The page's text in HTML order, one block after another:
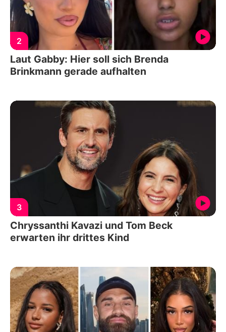
2
Laut Gabby: Hier soll sich Brenda
Brinkmann gerade aufhalten
3
Chryssanthi Kavazi und Tom Beck
erwarten ihr drittes Kind